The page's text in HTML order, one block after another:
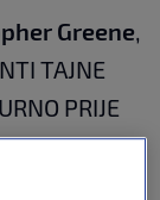
Greene,
TAJNE
PRIJE
dovodile u
Vanceu.